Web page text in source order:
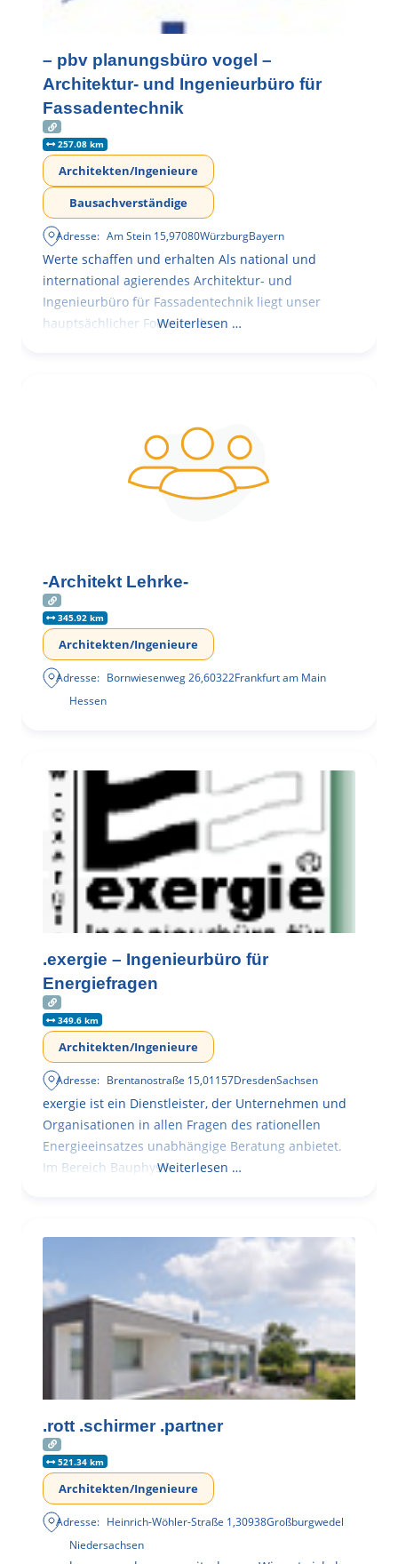
– pbv planungsbüro vogel –
Architektur- und Ingenieurbüro für
Fassadentechnik
257.08 km
Architekten/Ingenieure
Bausachverständige
Adresse: Am Stein 15,97080WürzburgBayern
Werte schaffen und erhalten Als national und
international agierendes Architektur- und
Ingenieurbüro für Fassadentechnik liegt unser
hauptsächlicher Fokus in der
Weiterlesen …
-Architekt Lehrke-
345.92 km
Architekten/Ingenieure
Adresse: Bornwiesenweg 26,60322Frankfurt am Main
Hessen
.exergie – Ingenieurbüro für
Energiefragen
349.6 km
Architekten/Ingenieure
Adresse: Brentanostraße 15,01157DresdenSachsen
exergie ist ein Dienstleister, der Unternehmen und
Organisationen in allen Fragen des rationellen
Energieeinsatzes unabhängige Beratung anbietet.
Im Bereich BauphysikWeiterlesen …
.rott .schirmer .partner
521.34 km
Architekten/Ingenieure
Adresse: Heinrich-Wöhler-Straße 1,30938Großburgwedel
Niedersachsen